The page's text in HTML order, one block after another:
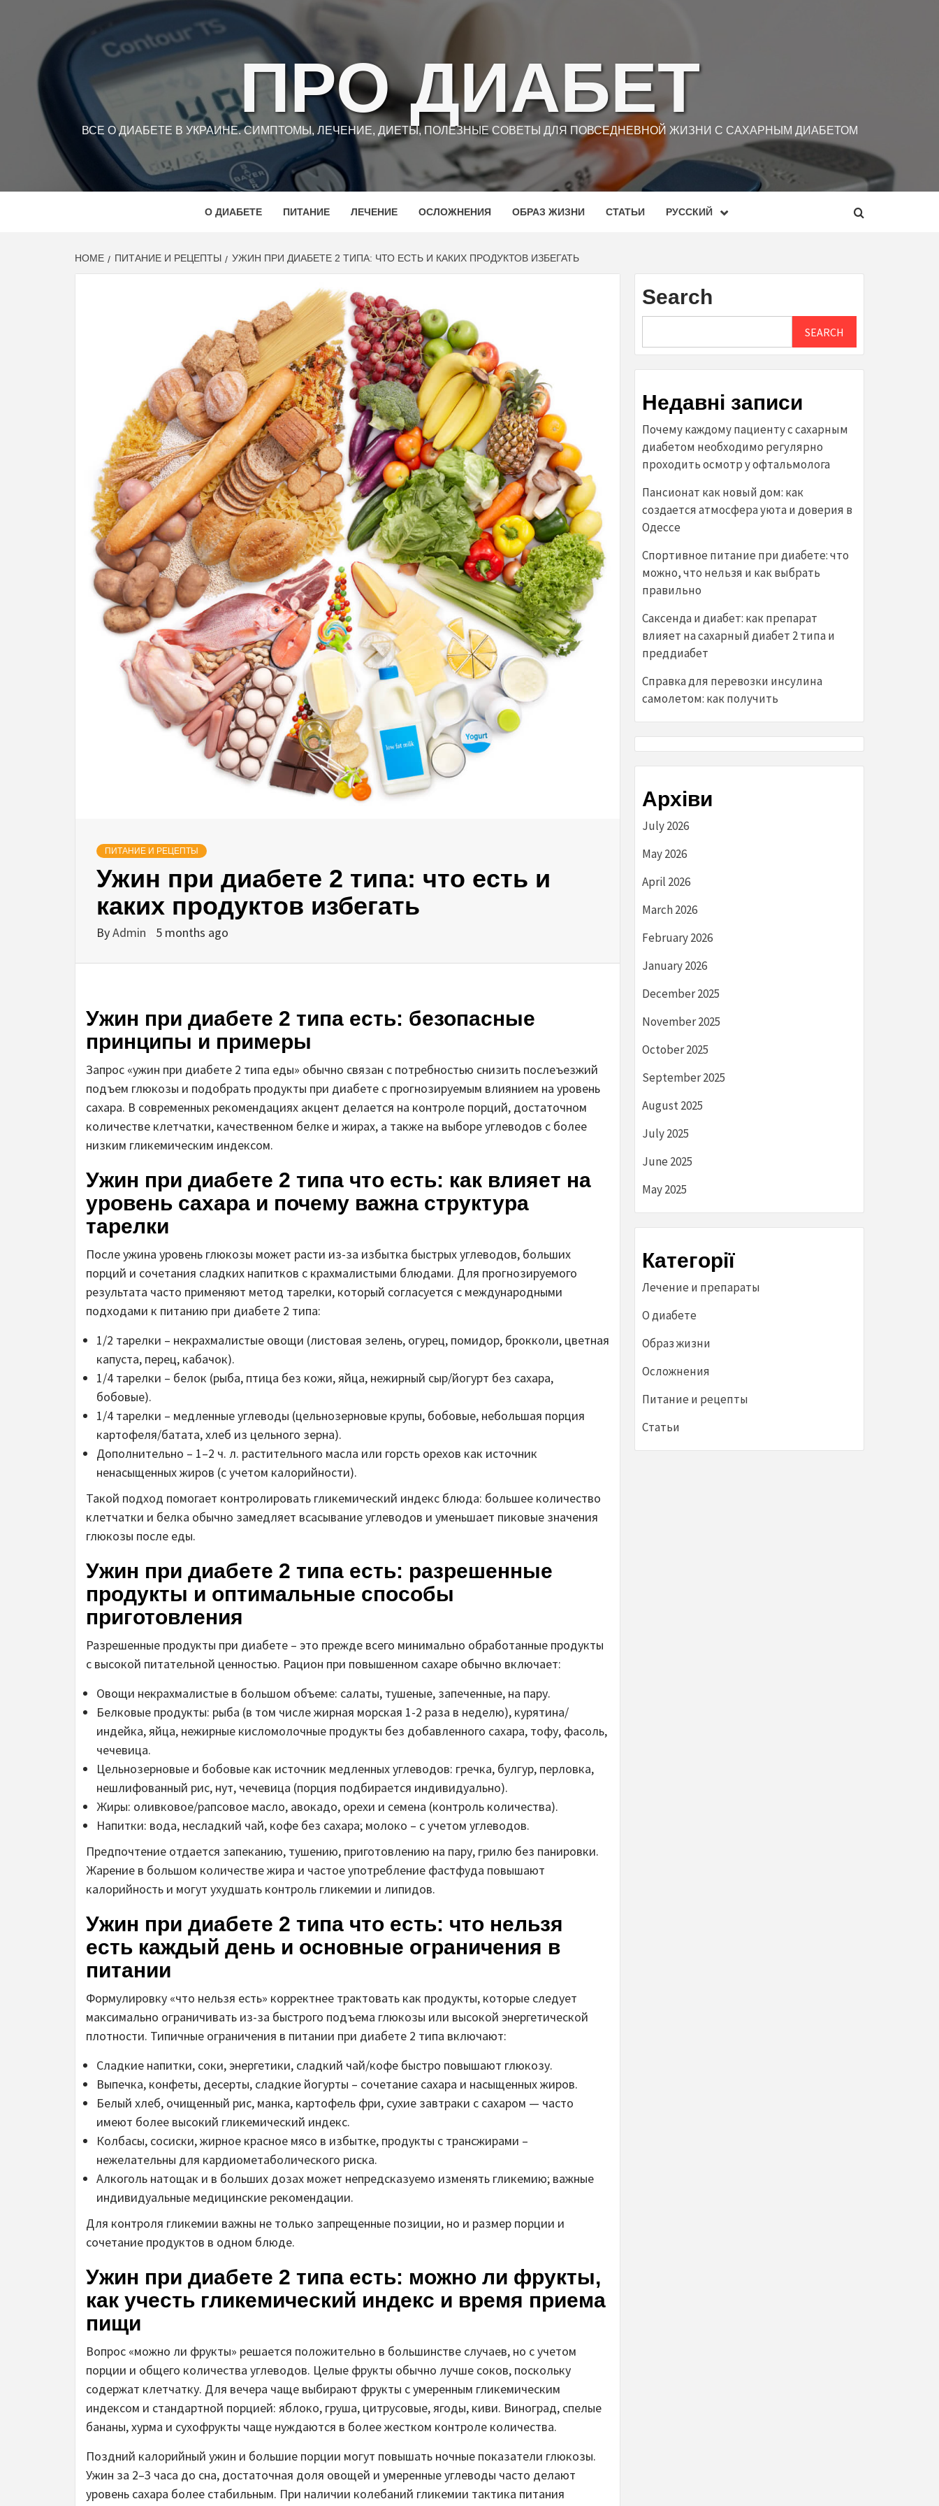
ПРО ДИАБЕТ
ВСЕ О ДИАБЕТЕ В УКРАИНЕ. СИМПТОМЫ, ЛЕЧЕНИЕ, ДИЕТЫ, ПОЛЕЗНЫЕ СОВЕТЫ ДЛЯ ПОВСЕДНЕВНОЙ ЖИЗНИ С САХАРНЫМ ДИАБЕТОМ
О ДИАБЕТЕ ПИТАНИЕ ЛЕЧЕНИЕ ОСЛОЖНЕНИЯ ОБРАЗ ЖИЗНИ СТАТЬИ РУССКИЙ
HOME ПИТАНИЕ И РЕЦЕПТЫ УЖИН ПРИ ДИАБЕТЕ 2 ТИПА: ЧТО ЕСТЬ И КАКИХ ПРОДУКТОВ ИЗБЕГАТЬ
ПИТАНИЕ И РЕЦЕПТЫ
Ужин при диабете 2 типа: что есть и
каких продуктов избегать
ByAdmin 5 months ago
Ужин при диабете 2 типа есть: безопасные
принципы и примеры
Запрос «ужин при диабете 2 типа еды» обычно связан с потребностью снизить послеъезжий
подъем глюкозы и подобрать продукты при диабете с прогнозируемым влиянием на уровень
сахара. В современных рекомендациях акцент делается на контроле порций, достаточном
количестве клетчатки, качественном белке и жирах, а также на выборе углеводов с более
низким гликемическим индексом.
Ужин при диабете 2 типа что есть: как влияет на
уровень сахара и почему важна структура
тарелки
После ужина уровень глюкозы может расти из-за избытка быстрых углеводов, больших
порций и сочетания сладких напитков с крахмалистыми блюдами. Для прогнозируемого
результата часто применяют метод тарелки, который согласуется с международными
подходами к питанию при диабете 2 типа:
1/2 тарелки – некрахмалистые овощи (листовая зелень, огурец, помидор, брокколи, цветная
капуста, перец, кабачок).
1/4 тарелки – белок (рыба, птица без кожи, яйца, нежирный сыр/йогурт без сахара,
бобовые).
1/4 тарелки – медленные углеводы (цельнозерновые крупы, бобовые, небольшая порция
картофеля/батата, хлеб из цельного зерна).
Дополнительно – 1–2 ч. л. растительного масла или горсть орехов как источник
ненасыщенных жиров (с учетом калорийности).
Такой подход помогает контролировать гликемический индекс блюда: большее количество
клетчатки и белка обычно замедляет всасывание углеводов и уменьшает пиковые значения
глюкозы после еды.
Ужин при диабете 2 типа есть: разрешенные
продукты и оптимальные способы
приготовления
Разрешенные продукты при диабете – это прежде всего минимально обработанные продукты
с высокой питательной ценностью. Рацион при повышенном сахаре обычно включает:
Овощи некрахмалистые в большом объеме: салаты, тушеные, запеченные, на пару.
Белковые продукты: рыба (в том числе жирная морская 1-2 раза в неделю), курятина/
индейка, яйца, нежирные кисломолочные продукты без добавленного сахара, тофу, фасоль,
чечевица.
Цельнозерновые и бобовые как источник медленных углеводов: гречка, булгур, перловка,
нешлифованный рис, нут, чечевица (порция подбирается индивидуально).
Жиры: оливковое/рапсовое масло, авокадо, орехи и семена (контроль количества).
Напитки: вода, несладкий чай, кофе без сахара; молоко – с учетом углеводов.
Предпочтение отдается запеканию, тушению, приготовлению на пару, грилю без панировки.
Жарение в большом количестве жира и частое употребление фастфуда повышают
калорийность и могут ухудшать контроль гликемии и липидов.
Ужин при диабете 2 типа что есть: что нельзя
есть каждый день и основные ограничения в
питании
Формулировку «что нельзя есть» корректнее трактовать как продукты, которые следует
максимально ограничивать из-за быстрого подъема глюкозы или высокой энергетической
плотности. Типичные ограничения в питании при диабете 2 типа включают:
Сладкие напитки, соки, энергетики, сладкий чай/кофе быстро повышают глюкозу.
Выпечка, конфеты, десерты, сладкие йогурты – сочетание сахара и насыщенных жиров.
Белый хлеб, очищенный рис, манка, картофель фри, сухие завтраки с сахаром — часто
имеют более высокий гликемический индекс.
Колбасы, сосиски, жирное красное мясо в избытке, продукты с трансжирами –
нежелательны для кардиометаболического риска.
Алкоголь натощак и в больших дозах может непредсказуемо изменять гликемию; важные
индивидуальные медицинские рекомендации.
Для контроля гликемии важны не только запрещенные позиции, но и размер порции и
сочетание продуктов в одном блюде.
Ужин при диабете 2 типа есть: можно ли фрукты,
как учесть гликемический индекс и время приема
пищи
Вопрос «можно ли фрукты» решается положительно в большинстве случаев, но с учетом
порции и общего количества углеводов. Целые фрукты обычно лучше соков, поскольку
содержат клетчатку. Для вечера чаще выбирают фрукты с умеренным гликемическим
индексом и стандартной порцией: яблоко, груша, цитрусовые, ягоды, киви. Виноград, спелые
бананы, хурма и сухофрукты чаще нуждаются в более жестком контроле количества.
Поздний калорийный ужин и большие порции могут повышать ночные показатели глюкозы.
Ужин за 2–3 часа до сна, достаточная доля овощей и умеренные углеводы часто делают
уровень сахара более стабильным. При наличии колебаний гликемии тактика питания
Search
SEARCH
Недавні записи
Почему каждому пациенту с сахарным
диабетом необходимо регулярно
проходить осмотр у офтальмолога
Пансионат как новый дом: как
создается атмосфера уюта и доверия в
Одессе
Спортивное питание при диабете: что
можно, что нельзя и как выбрать
правильно
Саксенда и диабет: как препарат
влияет на сахарный диабет 2 типа и
преддиабет
Справка для перевозки инсулина
самолетом: как получить
Архіви
July 2026
May 2026
April 2026
March 2026
February 2026
January 2026
December 2025
November 2025
October 2025
September 2025
August 2025
July 2025
June 2025
May 2025
Категорії
Лечение и препараты
О диабете
Образ жизни
Осложнения
Питание и рецепты
Статьи